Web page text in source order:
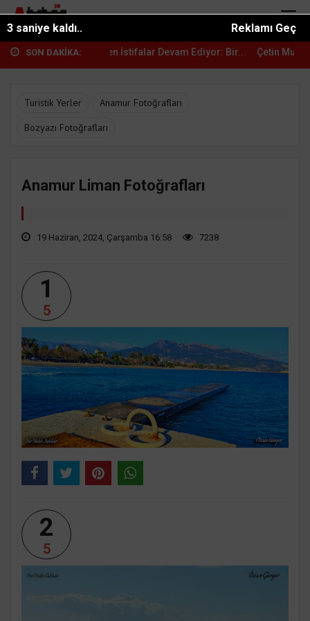
Reklamı Geç
1 saniye kaldı..
SON DAKİKA:
İstifalar Devam Ediyor: Bir... Çetin Mutlu: "YENİ Parti ile
Turistik Yerler
Anamur Fotoğrafları
Bozyazı Fotoğrafları
Anamur Liman Fotoğrafları
19 Haziran, 2024, Çarşamba 16:58 7238
1
5
2
5